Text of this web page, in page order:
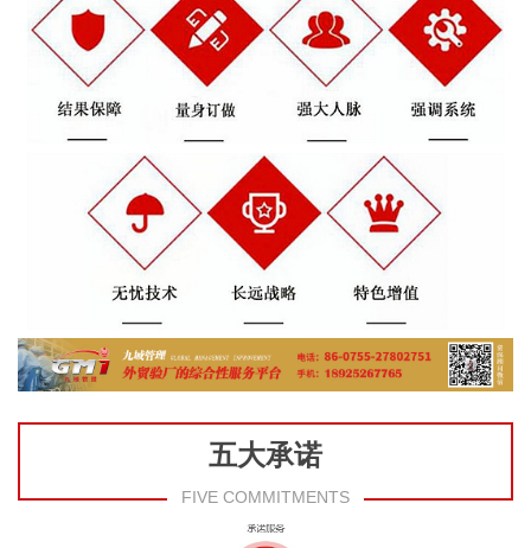
五大承诺
FIVE COMMITMENTS